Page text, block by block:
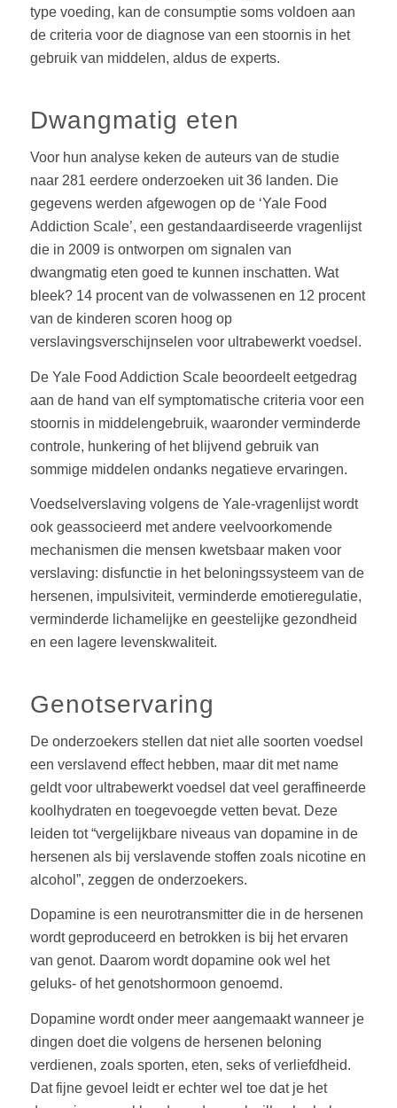
type voeding, kan de consumptie soms voldoen aan
de criteria voor de diagnose van een stoornis in het
gebruik van middelen, aldus de experts.
Dwangmatig eten
Voor hun analyse keken de auteurs van de studie
naar 281 eerdere onderzoeken uit 36 landen. Die
gegevens werden afgewogen op de ‘Yale Food
Addiction Scale’, een gestandaardiseerde vragenlijst
die in 2009 is ontworpen om signalen van
dwangmatig eten goed te kunnen inschatten. Wat
bleek? 14 procent van de volwassenen en 12 procent
van de kinderen scoren hoog op
verslavingsverschijnselen voor ultrabewerkt voedsel.
De Yale Food Addiction Scale beoordeelt eetgedrag
aan de hand van elf symptomatische criteria voor een
stoornis in middelengebruik, waaronder verminderde
controle, hunkering of het blijvend gebruik van
sommige middelen ondanks negatieve ervaringen.
Voedselverslaving volgens de Yale-vragenlijst wordt
ook geassocieerd met andere veelvoorkomende
mechanismen die mensen kwetsbaar maken voor
verslaving: disfunctie in het beloningssysteem van de
hersenen, impulsiviteit, verminderde emotieregulatie,
verminderde lichamelijke en geestelijke gezondheid
en een lagere levenskwaliteit.
Genotservaring
De onderzoekers stellen dat niet alle soorten voedsel
een verslavend effect hebben, maar dit met name
geldt voor ultrabewerkt voedsel dat veel geraffineerde
koolhydraten en toegevoegde vetten bevat. Deze
leiden tot “vergelijkbare niveaus van dopamine in de
hersenen als bij verslavende stoffen zoals nicotine en
alcohol”, zeggen de onderzoekers.
Dopamine is een neurotransmitter die in de hersenen
wordt geproduceerd en betrokken is bij het ervaren
van genot. Daarom wordt dopamine ook wel het
geluks- of het genotshormoon genoemd.
Dopamine wordt onder meer aangemaakt wanneer je
dingen doet die volgens de hersenen beloning
verdienen, zoals sporten, eten, seks of verliefdheid.
Dat fijne gevoel leidt er echter wel toe dat je het